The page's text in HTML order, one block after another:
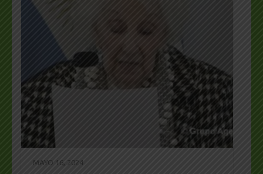
MAYO 16, 2024